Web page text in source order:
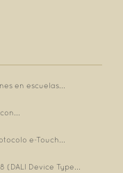
en escuelas...
e-Touch...
(DALI Device Type...